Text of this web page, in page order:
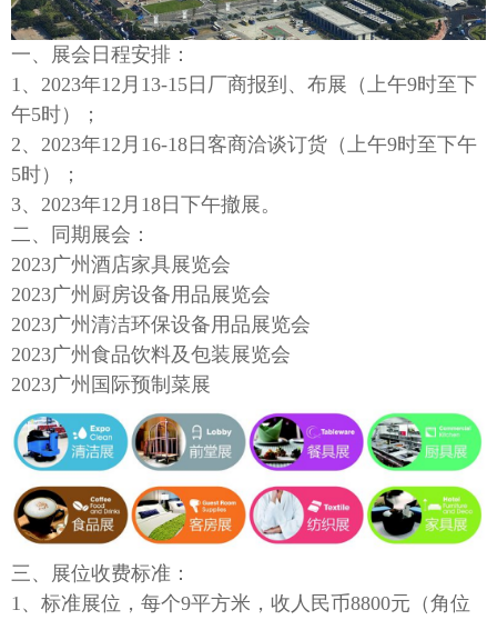
一、展会日程安排：
1、2023年12月 13-15 日厂商报到、布展（上午9时至下
午5时）；
2、2023年12月16-18 日客商洽谈订货（上午9时至下午
5时）；
3、2023年12月18 日下午撤展。
二、同期展会：
2023广州酒店家具展览会
2023广州厨房设备用品展览会
2023广州清洁环保设备用品展览会
2023广州食品饮料及包装展览会
2023广州国际预制菜展
三 、展位收费标准：
1、标准展位，每个9平方米，收人民币8800元（角位